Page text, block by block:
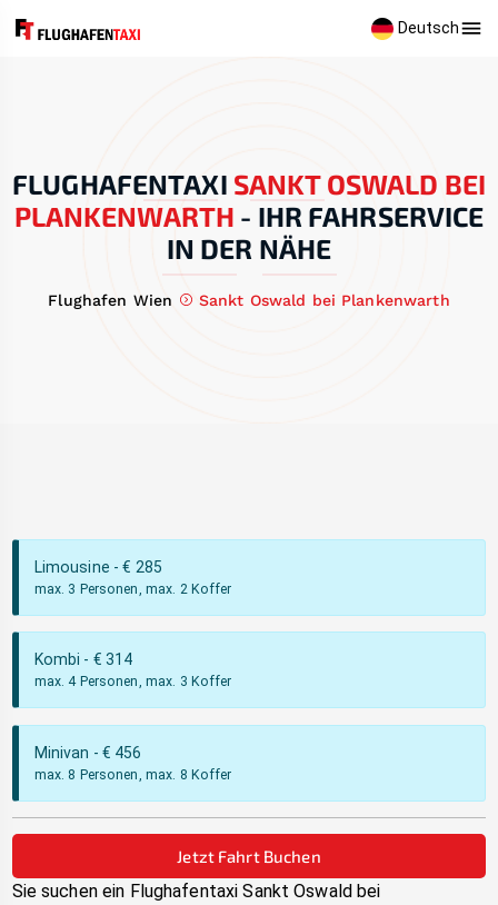
Deutsch
FLUGHAFENTAXI SANKT OSWALD BEI
PLANKENWARTH - IHR FAHRSERVICE
IN DER NÄHE
Flughafen Wien Sankt Oswald bei Plankenwarth
Limousine - € 285
max. 3 Personen, max. 2 Koffer
Kombi - € 314
max. 4 Personen, max. 3 Koffer
Minivan - € 456
max. 8 Personen, max. 8 Koffer
Jetzt Fahrt Buchen
Sie suchen ein Flughafentaxi Sankt Oswald bei